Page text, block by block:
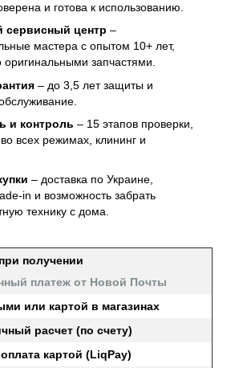
и готова к использованию.
сервисный центр –
мастера с опытом 10+ лет,
оригинальными запчастями.
– до 3,5 лет защиты и
и контроль – 15 этапов проверки,
всех режимах, клининг и
– доставка по Украине,
in и возможность забрать
технику с дома.
получении
платеж от Новой Почты
или картой в магазинах
расчет (по счету)
картой (LiqPay)